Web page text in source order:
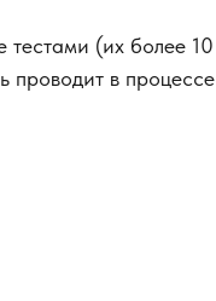
тестами (их более 10
проводит в процессе